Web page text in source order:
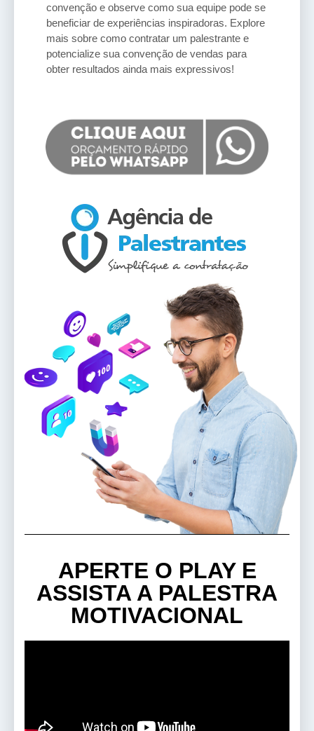
convenção e observe como sua equipe pode se
beneficiar de experiências inspiradoras. Explore
mais sobre como contratar um palestrante e
potencialize sua convenção de vendas para
obter resultados ainda mais expressivos!
APERTE O PLAY E
ASSISTA A PALESTRA
MOTIVACIONAL